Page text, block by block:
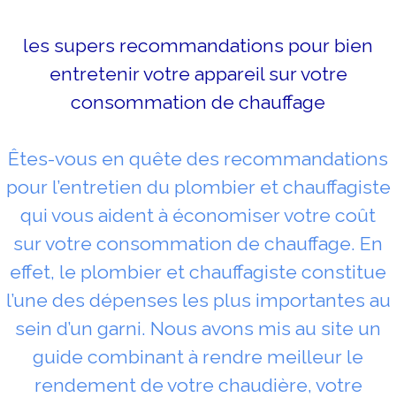
les supers recommandations pour bien
entretenir votre appareil sur votre
consommation de chauffage
Êtes-vous en quête des recommandations
pour l’entretien du plombier et chauffagiste
qui vous aident à économiser votre coût
sur votre consommation de chauffage. En
effet, le plombier et chauffagiste constitue
l’une des dépenses les plus importantes au
sein d’un garni. Nous avons mis au site un
guide combinant à rendre meilleur le
rendement de votre chaudière, votre